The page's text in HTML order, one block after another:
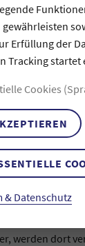
gewährleisten
Erfüllung der
Tracking
Cookies
& Datenschutz
auf die
engagiert, um
ihrem Beruf…
durch die
an Julia
interessierte
Grobe Skizzen
wird.
werden dort